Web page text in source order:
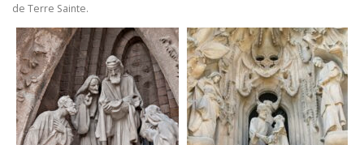
de Terre Sainte.